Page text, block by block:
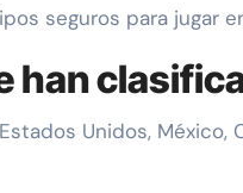
seguros para jugar
han
Unidos,